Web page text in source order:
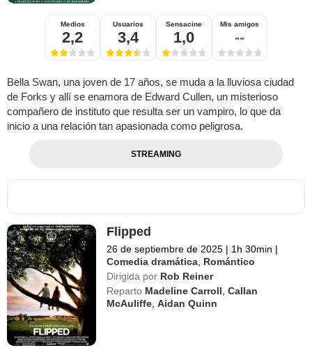
Medios
2,2
Usuarios
3,4
Sensacine
1,0
Mis amigos
--
Bella Swan, una joven de 17 años, se muda a la lluviosa ciudad
de Forks y allí se enamora de Edward Cullen, un misterioso
compañero de instituto que resulta ser un vampiro, lo que da
inicio a una relación tan apasionada como peligrosa.
STREAMING
Flipped
26 de septiembre de 2025 | 1h 30min |
Comedia dramática Romántico
Dirigida por Rob Reiner
Reparto Madeline Carroll ,Callan
McAuliffe ,Aidan Quinn